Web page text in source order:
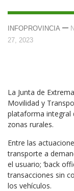
INFOPROVINCIA —
27, 2023
La Junta de
Movilidad y
plataforma integral
zonas rurales.
Entre las
transporte a
el usuario; ‘back
transacciones sin
los vehículos.